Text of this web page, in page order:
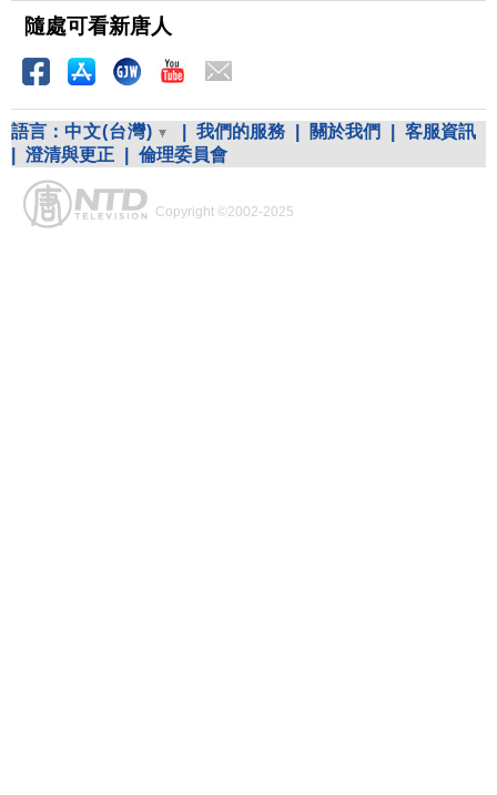
隨處可看新唐人
語言： 中文(台灣) 我們的服務 關於我們
客服資訊
澄清與更正 倫理委員會
Copyright ©2002-2025